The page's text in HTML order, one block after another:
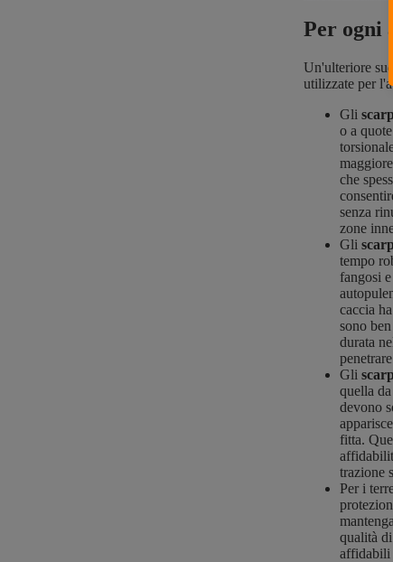
Per ogni
Un'ulteriore
utilizzate per
Gli
o a
che
senza
zone
Gli
tempo
fangosi
caccia
sono
durata
Gli
quella
devono
fitta.
trazione
Per i
qualità
affidabili